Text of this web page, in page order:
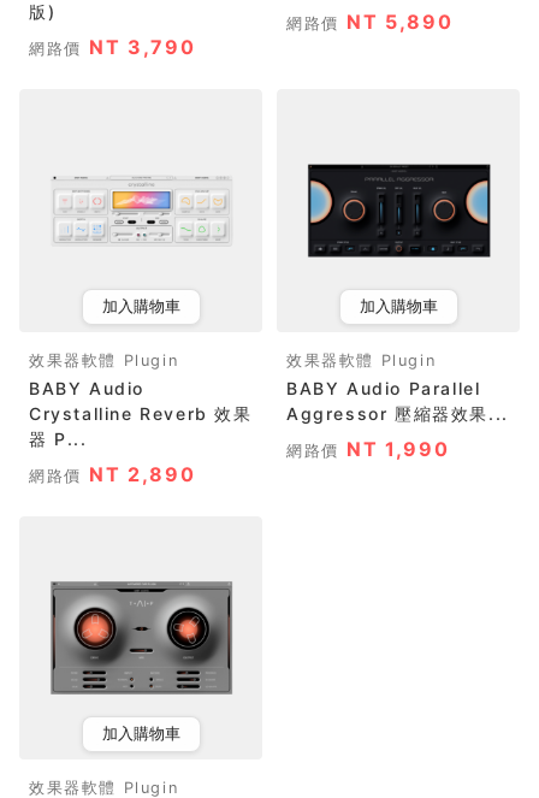
版)
網路價 NT 3,790
網路價 NT 5,890
加入購物車
效果器軟體 Plugin
BABY Audio
Crystalline Reverb 效果
器 P...
網路價 NT 2,890
加入購物車
效果器軟體 Plugin
BABY Audio Parallel
Aggressor 壓縮器效果...
網路價 NT 1,990
加入購物車
效果器軟體 Plugin